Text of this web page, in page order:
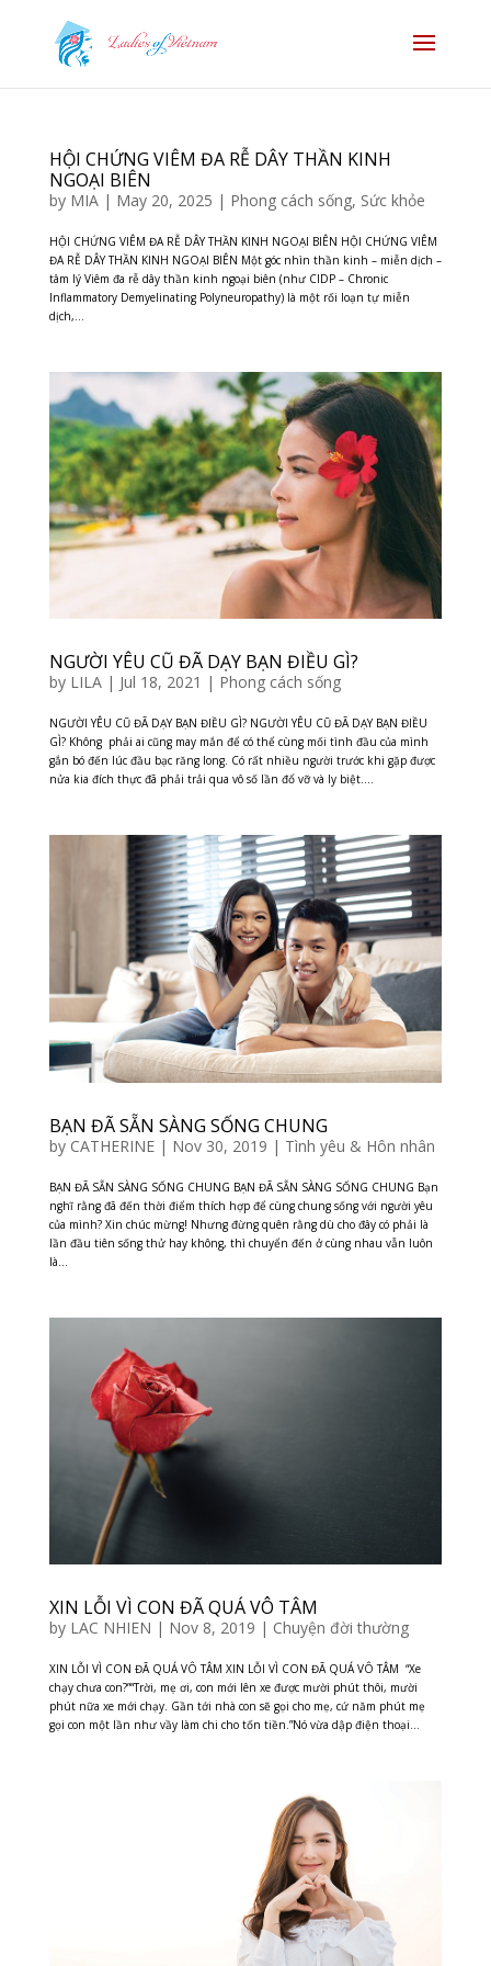
HỘI CHỨNG VIÊM ĐA RỄ DÂY THẦN KINH
NGOẠI BIÊN
by MIA| May 20, 2025 | Phong cách sống, Sức khỏe
HỘI CHỨNG VIÊM ĐA RỄ DÂY THẦN KINH NGOẠI BIÊN HỘI CHỨNG VIÊM
ĐA RỄ DÂY THẦN KINH NGOẠI BIÊN Một góc nhìn thần kinh – miễn dịch –
tâm lý Viêm đa rễ dây thần kinh ngoại biên (như CIDP – Chronic
Inflammatory Demyelinating Polyneuropathy) là một rối loạn tự miễn
dịch,...
NGƯỜI YÊU CŨ ĐÃ DẠY BẠN ĐIỀU GÌ?
by LILA| Jul 18, 2021 | Phong cách sống
NGƯỜI YÊU CŨ ĐÃ DẠY BẠN ĐIỀU GÌ? NGƯỜI YÊU CŨ ĐÃ DẠY BẠN ĐIỀU
GÌ? Không phải ai cũng may mắn để có thể cùng mối tình đầu của mình
gắn bó đến lúc đầu bạc răng long. Có rất nhiều người trước khi gặp được
nửa kia đích thực đã phải trải qua vô số lần đổ vỡ và ly biệt....
BẠN ĐÃ SẴN SÀNG SỐNG CHUNG
by CATHERINE| Nov 30, 2019 | Tình yêu & Hôn nhân
BẠN ĐÃ SẴN SÀNG SỐNG CHUNG BẠN ĐÃ SẴN SÀNG SỐNG CHUNG Bạn
nghĩ rằng đã đến thời điểm thích hợp để cùng chung sống với người yêu
của mình? Xin chúc mừng! Nhưng đừng quên rằng dù cho đây có phải là
lần đầu tiên sống thử hay không, thì chuyển đến ở cùng nhau vẫn luôn
là...
XIN LỖI VÌ CON ĐÃ QUÁ VÔ TÂM
by LAC NHIEN | Nov 8, 2019 | Chuyện đời thường
XIN LỖI VÌ CON ĐÃ QUÁ VÔ TÂM XIN LỖI VÌ CON ĐÃ QUÁ VÔ TÂM “Xe
chạy chưa con?”“Trời, mẹ ơi, con mới lên xe được mười phút thôi, mười
phút nữa xe mới chạy. Gần tới nhà con sẽ gọi cho mẹ, cứ năm phút mẹ
gọi con một lần như vầy làm chi cho tốn tiền.”Nó vừa dập điện thoại...